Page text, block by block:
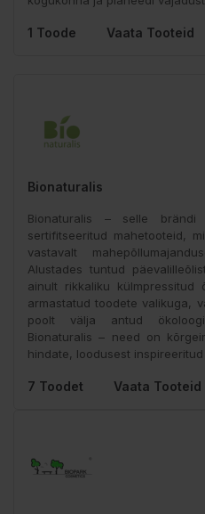
1 Toode Vaata Tooteid
Bionaturalis
Bionaturalis – selle
sertifitseeritud mahetooteid,
vastavalt
Alustades tuntud
ainult rikkaliku
armastatud toodete valikuga,
poolt välja antud
Bionaturalis – need on
hindate, loodusest
7 Toodet Vaata Tooteid